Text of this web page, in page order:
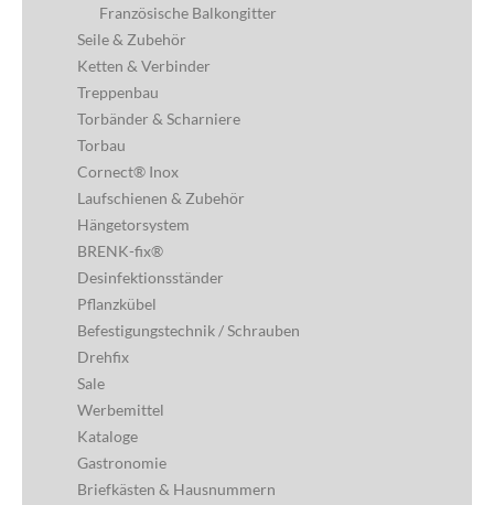
Französische Balkongitter
Seile & Zubehör
Ketten & Verbinder
Treppenbau
Torbänder & Scharniere
Torbau
Cornect® Inox
Laufschienen & Zubehör
Hängetorsystem
BRENK-fix®
Desinfektionsständer
Pflanzkübel
Befestigungstechnik / Schrauben
Drehfix
Sale
Werbemittel
Kataloge
Gastronomie
Briefkästen & Hausnummern